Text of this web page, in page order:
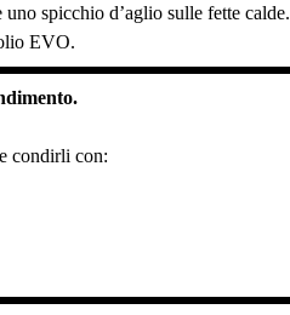
uno spicchio d’aglio sulle fette calde.
EVO.
condirli con: